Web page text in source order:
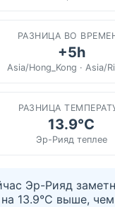
РАЗНИЦА ВО
+5h
Asia/Hong_Kong · Asia/
РАЗНИЦА
13.9°C
Эр-Рияд теплее
Эр-Рияд
13.9°C выше, чем